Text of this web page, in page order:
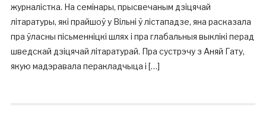
журналістка. На семінары, прысвечаным дзіцячай
літаратуры, які прайшоў у Вільні ў лістападзе, яна расказала
пра ўласны пісьменніцкі шлях і пра глабальныя выклікі перад
шведскай дзіцячай літаратурай. Пра сустрэчу з Аняй Гату,
якую мадэравала перакладчыца і […]